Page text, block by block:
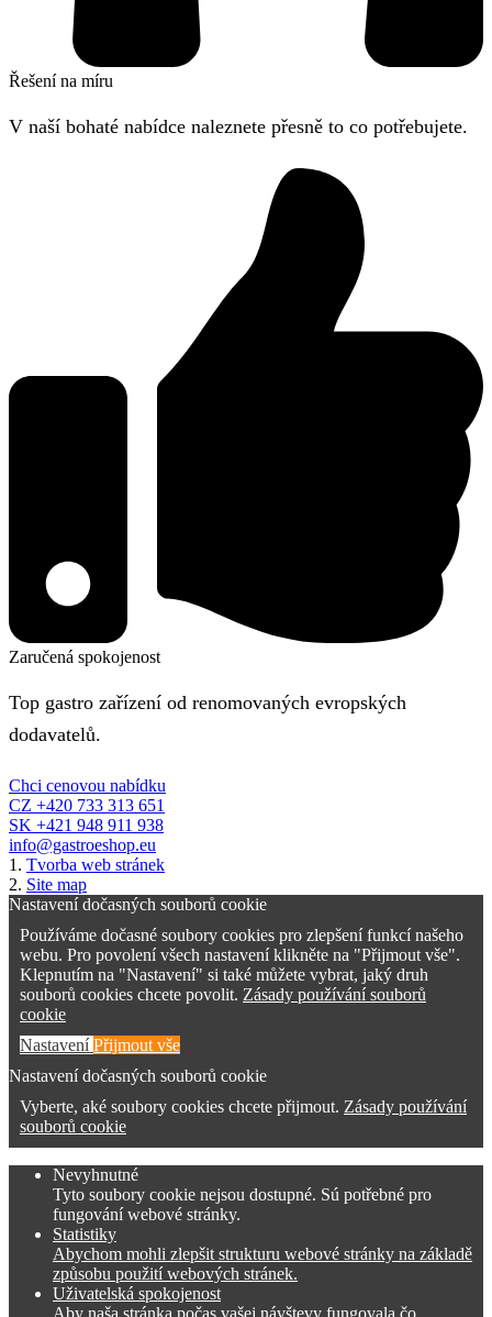
Řešení na míru
V naší bohaté nabídce naleznete přesně to co potřebujete.
Zaručená spokojenost
Top gastro zařízení od renomovaných evropských
dodavatelů.
Chci cenovou nabídku
CZ +420 733 313 651
SK +421 948 911 938
info@gastroeshop.eu
1. Tvorba web stránek
2. Site map
Nastavení dočasných souborů cookie
Používáme dočasné soubory cookies pro zlepšení funkcí našeho
webu. Pro povolení všech nastavení klikněte na "Přijmout vše".
Klepnutím na "Nastavení" si také můžete vybrat, jaký druh
souborů cookies chcete povolit. Zásady používání souborů
cookie
NastaveníPřijmout vše
Nastavení dočasných souborů cookie
Vyberte, aké soubory cookies chcete přijmout. Zásady používání
souborů cookie
Nevyhnutné
Tyto soubory cookie nejsou dostupné. Sú potřebné pro
fungování webové stránky.
Statistiky
Abychom mohli zlepšit strukturu webové stránky na základě
způsobu použití webových stránek.
Uživatelská spokojenost
Aby naša stránka počas vašej návštevy fungovala čo